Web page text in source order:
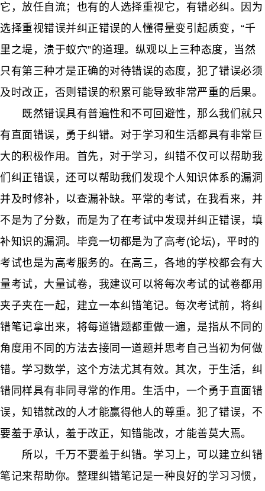
它，放任自流；也有的人选择重视它，有错必纠。因为
选择重视错误并纠正错误的人懂得量变引起质变，“千
里之堤，溃于蚁穴”的道理。纵观以上三种态度，当然
只有第三种才是正确的对待错误的态度，犯了错误必须
及时改正，否则错误的积累可能导致非常严重的后果。
既然错误具有普遍性和不可回避性，那么我们就只
有直面错误，勇于纠错。对于学习和生活都具有非常巨
大的积极作用。首先，对于学习，纠错不仅可以帮助我
们纠正错误，还可以帮助我们发现个人知识体系的漏洞
并及时修补，以查漏补缺。平常的考试，在我看来，并
不是为了分数，而是为了在考试中发现并纠正错误，填
补知识的漏洞。毕竟一切都是为了高考(论坛)，平时的
考试也是为高考服务的。在高三，各地的学校都会有大
量考试，大量试卷，我建议可以将每次考试的试卷都用
夹子夹在一起，建立一本纠错笔记。每次考试前，将纠
错笔记拿出来，将每道错题都重做一遍，是指从不同的
角度用不同的方法去接同一道题并思考自己当初为何做
错。学习数学，这个方法尤其有效。其次，于生活，纠
错同样具有非同寻常的作用。生活中，一个勇于直面错
误，知错就改的人才能赢得他人的尊重。犯了错误，不
要羞于承认，羞于改正，知错能改，才能善莫大焉。
所以，千万不要羞于纠错。学习上，可以建立纠错
笔记来帮助你。整理纠错笔记是一种良好的学习习惯，